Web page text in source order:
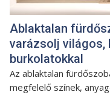
Ablaktalan
varázsolj világos,
burkolatokkal
Az ablaktalan
megfelelő színek,